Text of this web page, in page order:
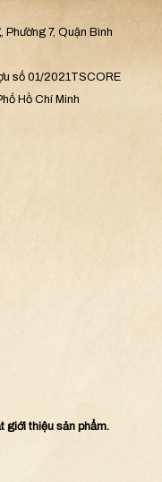
7, Quận Bình
số 01/2021TSCORE
Hồ Chí Minh
giới thiệu sản phẩm.